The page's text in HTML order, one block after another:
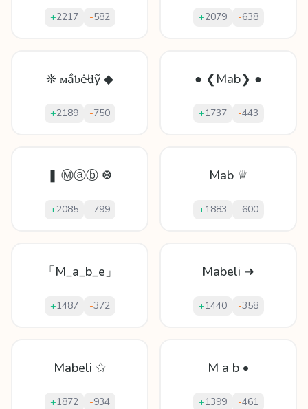
+2217 -582 +2079 -638
❊ ᴍầƅėłɬỹ ◆
+2189 -750
● ❮Mab❯ ●
+1737 -443
❚ Ⓜⓐⓑ ❆
+2085 -799
Mab ♕
+1883 -600
「M_a_b_e」
+1487 -372
Mabeli ➜
+1440 -358
Mabeli ✩
+1872 -934
M a b •
+1399 -461